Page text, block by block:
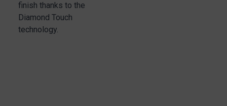
finish thanks to the
Diamond Touch
technology.